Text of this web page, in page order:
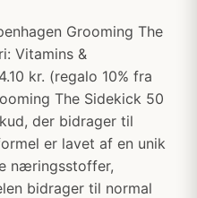
Grooming The
Vitamins &
kr. (regalo 10% fra
The Sidekick 50
der bidrager til
er lavet af en unik
næringsstoffer,
bidrager til normal